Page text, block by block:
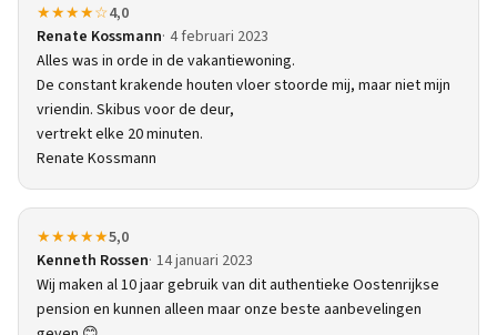
★★★★☆4,0
Renate Kossmann 4 februari 2023
Alles was in orde in de vakantiewoning.
De constant krakende houten vloer stoorde mij, maar niet mijn
vriendin. Skibus voor de deur,
vertrekt elke 20 minuten.
Renate Kossmann
★★★★★5,0
Kenneth Rossen 14 januari 2023
Wij maken al 10 jaar gebruik van dit authentieke Oostenrijkse
pension en kunnen alleen maar onze beste aanbevelingen